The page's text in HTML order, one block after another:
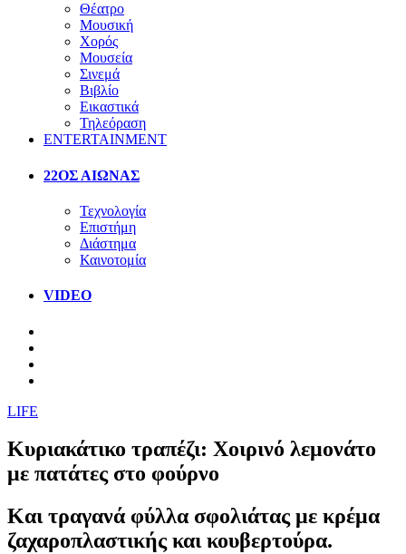
Θέατρο
Μουσική
Χορός
Μουσεία
Σινεμά
Βιβλίο
Εικαστικά
Τηλεόραση
ENTERTAINMENT
22ΟΣ ΑΙΩΝΑΣ
Τεχνολογία
Επιστήμη
Διάστημα
Καινοτομία
VIDEO
LIFE
Κυριακάτικο τραπέζι: Χοιρινό λεμονάτο
με πατάτες στο φούρνο
Και τραγανά φύλλα σφολιάτας με κρέμα
ζαχαροπλαστικής και κουβερτούρα.